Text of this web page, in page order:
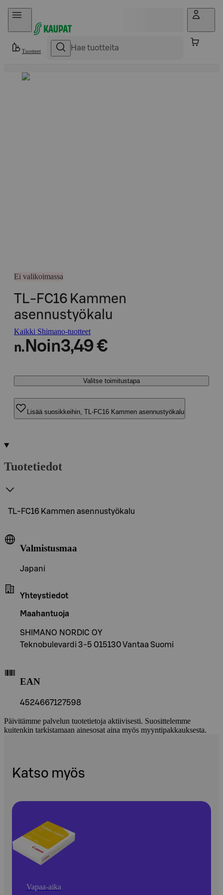
Hyppää sisältöön
Tuotteet
Ei valikoimassa
TL-FC16 Kammen
asennustyökalu
Kaikki Shimano-tuotteet
n. Noin3,49 €
Valitse toimitustapa
Lisää suosikkeihin, TL-FC16 Kammen asennustyökalu
Tuotetiedot
TL-FC16 Kammen asennustyökalu
Valmistusmaa
Japani
Yhteystiedot
Maahantuoja
SHIMANO NORDIC OY
Teknobulevardi 3-5 015130 Vantaa Suomi
EAN
4524667127598
Päivitämme palvelun tuotetietoja aktiivisesti. Suosittelemme
kuitenkin tarkistamaan ainesosat aina myös myyntipakkauksesta.
Katso myös
Vapaa-aika